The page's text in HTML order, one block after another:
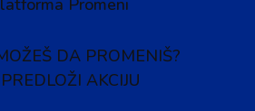
DA PROMENIŠ?
PREDLOŽI AKCIJU